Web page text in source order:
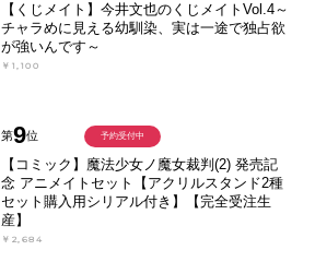
【くじメイト】今井文也のくじメイトVol.4～
チャラめに見える幼馴染、実は一途で独占欲
が強いんです～
￥1,100
第9位
【コミック】魔法少女ノ魔女裁判(2) 発売記
念 アニメイトセット【アクリルスタンド2種
セット購入用シリアル付き】【完全受注生
産】
￥2,684
予約受付中